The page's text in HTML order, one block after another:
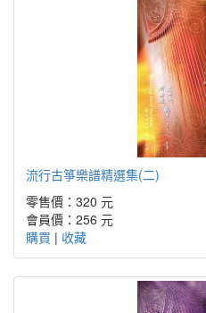
流行古箏樂譜精選集(二)
零售價：320 元
會員價：256 元
購買 | 收藏